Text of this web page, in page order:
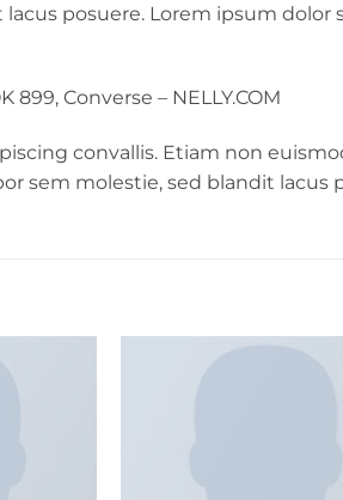
lacus posuere. Lorem ipsum
899, Converse – NELLY.COM
convallis. Etiam non
sem molestie, sed blandit lacus